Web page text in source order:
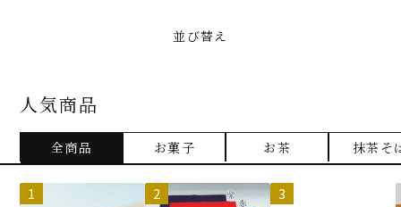
並び替え
人気商品
全商品 お菓子 お茶 抹茶そ